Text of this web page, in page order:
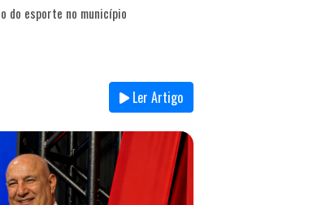
do esporte no município
Ler Artigo